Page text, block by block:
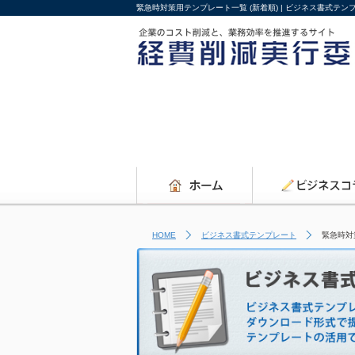
緊急時対策用テンプレート一覧 (新着順) | ビジネス書式テン
HOME ビジネス書式テンプレート 緊急時